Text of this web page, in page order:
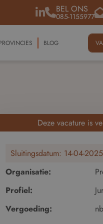
BEL ONS
085-1155977
BLOG
Deze vacature is
Sluitingsdatum: 14-04-2025
Organisatie:
Profiel:
Vergoeding:
nb